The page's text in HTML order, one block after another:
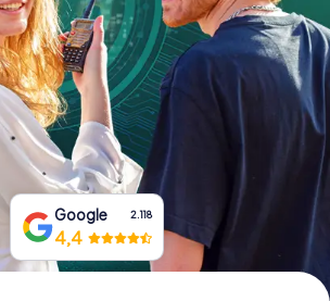
Prenota Biglietti
Acquista i Voucher
Google 2.118
4,4